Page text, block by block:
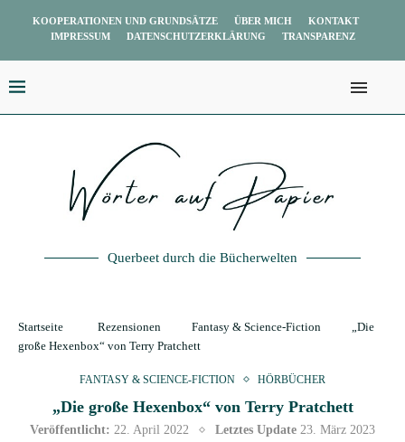
KOOPERATIONEN UND GRUNDSÄTZE ÜBER MICH
KONTAKT
IMPRESSUM
DATENSCHUTZERKLÄRUNG TRANSPARENZ
Querbeet durch die Bücherwelten
Startseite Rezensionen Fantasy & Science-Fiction
„Die
große Hexenbox“ von Terry Pratchett
FANTASY & SCIENCE-FICTION HÖRBÜCHER
„Die große Hexenbox“ von Terry Pratchett
Veröffentlicht: 22. April 2022 Letztes Update 23. März 2023